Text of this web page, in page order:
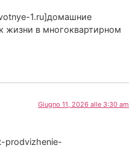
1.ru]домашние
жизни в многоквартирном
Giugno 11, 2026 alle 3:30 am
prodvizhenie-